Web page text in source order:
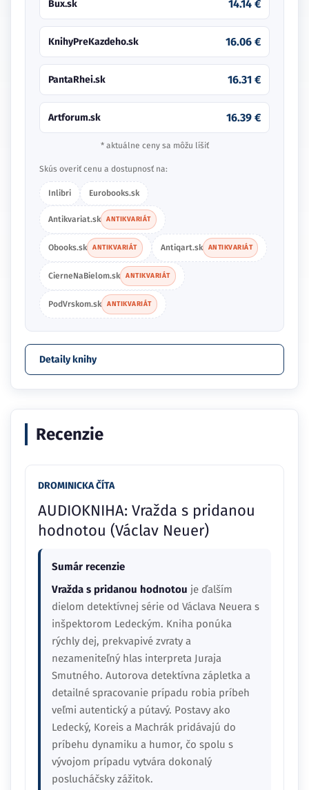
Bux.sk 14.14 €
KnihyPreKazdeho.sk 16.06 €
PantaRhei.sk 16.31 €
Artforum.sk 16.39 €
* aktuálne ceny sa môžu líšiť
Skús overiť cenu a dostupnosť na:
Inlibri Eurobooks.sk
Antikvariat.sk ANTIKVARIÁT
Obooks.sk ANTIKVARIÁT Antiqart.sk ANTIKVARIÁT
CierneNaBielom.sk ANTIKVARIÁT
PodVrskom.sk ANTIKVARIÁT
Detaily knihy
Recenzie
DROMINICKA ČÍTA
AUDIOKNIHA: Vražda s pridanou
hodnotou (Václav Neuer)
Sumár recenzie
Vražda s pridanou hodnotou je ďalším
dielom detektívnej série od Václava Neuera s
inšpektorom Ledeckým. Kniha ponúka
rýchly dej, prekvapivé zvraty a
nezameniteľný hlas interpreta Juraja
Smutného. Autorova detektívna zápletka a
detailné spracovanie prípadu robia príbeh
veľmi autentický a pútavý. Postavy ako
Ledecký, Koreis a Machrák pridávajú do
príbehu dynamiku a humor, čo spolu s
vývojom prípadu vytvára dokonalý
poslucháčsky zážitok.